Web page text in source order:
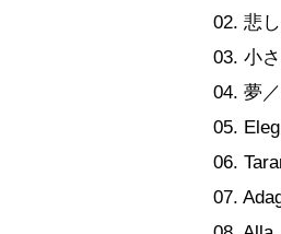
02. 悲
03. 小
04. 夢
05.
06.
07.